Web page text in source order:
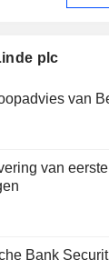
plc
van
van
Bank